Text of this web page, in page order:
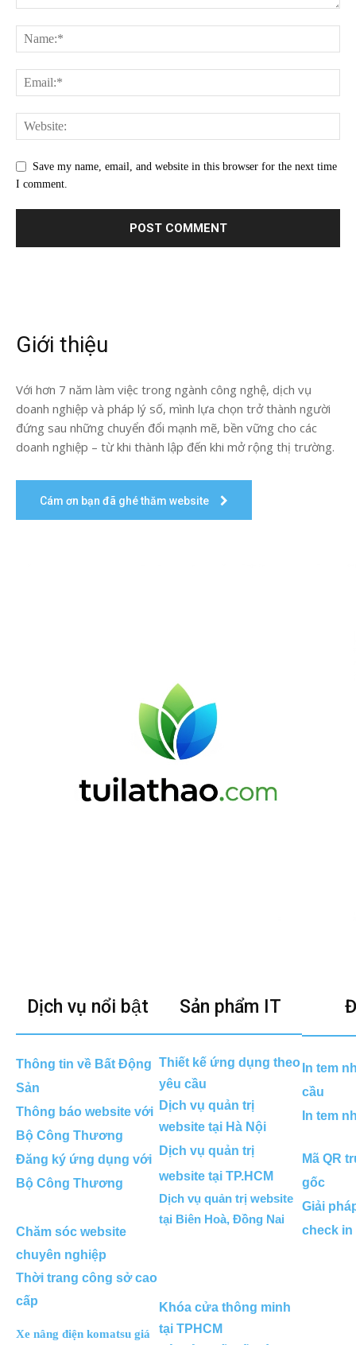
Save my name, email, and website in this browser for the next time
I comment.
Giới thiệu
Với hơn 7 năm làm việc trong ngành công nghệ, dịch vụ
doanh nghiệp và pháp lý số, mình lựa chọn trở thành người
đứng sau những chuyển đổi mạnh mẽ, bền vững cho các
doanh nghiệp – từ khi thành lập đến khi mở rộng thị trường.
Cám ơn bạn đã ghé thăm website
Dịch vụ nổi bật
Thông tin về Bất Động
Sản
Thông báo website với
Bộ Công Thương
Đăng ký ứng dụng với
Bộ Công Thương
Chăm sóc website
chuyên nghiệp
Thời trang công sở cao
cấp
Xe nâng điện komatsu giá
Sản phẩm IT
Thiết kế ứng dụng theo
yêu cầu
Dịch vụ quản trị
website tại Hà Nội
Dịch vụ quản trị
website tại TP.HCM
Dịch vụ quản trị website
tại Biên Hoà, Đồng Nai
Khóa cửa thông minh
tại TPHCM
In tem
cầu
In tem
Mã QR
gốc
Giải
check